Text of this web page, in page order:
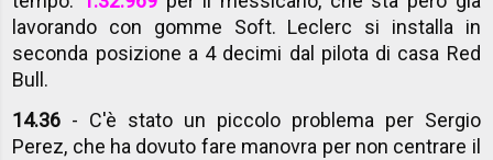
lavorando con gomme Soft. Leclerc si installa in
seconda posizione a 4 decimi dal pilota di casa Red
Bull.
14.36 - C'è stato un piccolo problema per Sergio
Perez, che ha dovuto fare manovra per non centrare il